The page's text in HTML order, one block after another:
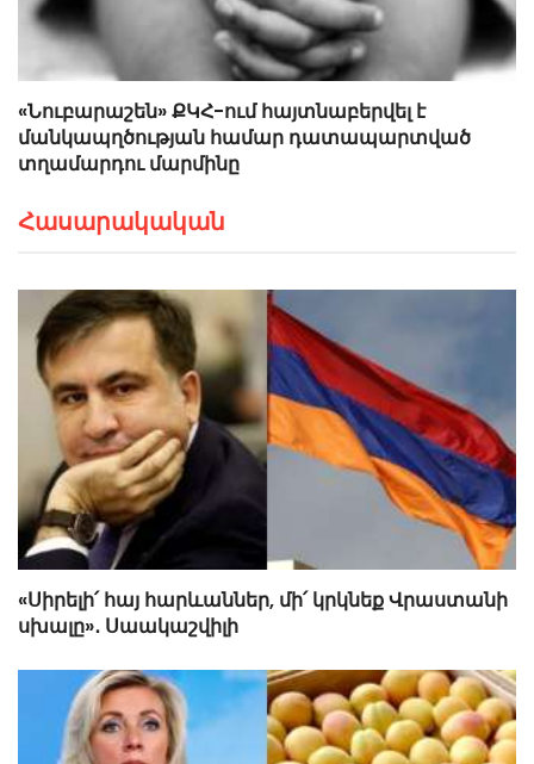
«Նուբարաշեն» ՔԿՀ-ում հայտնաբերվել է
մանկապղծության համար դատապարտված
տղամարդու մարմինը
Հասարակական
«Սիրելի՛ հայ հարևաններ, մի՛ կրկնեք Վրաստանի
սխալը»․ Սաակաշվիլի